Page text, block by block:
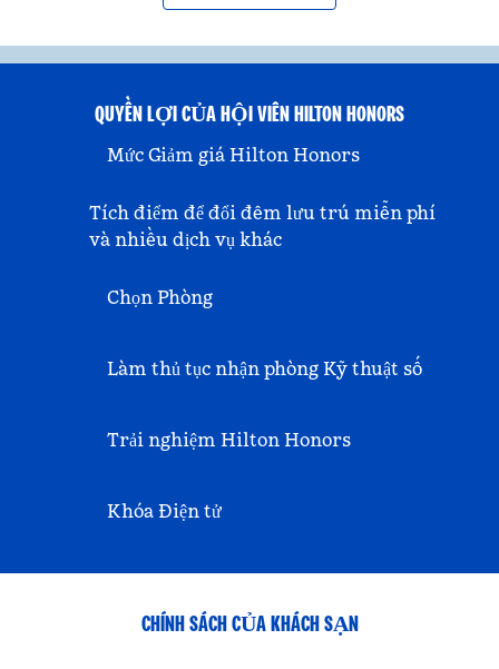
QUYỀN LỢI CỦA HỘI VIÊN HILTON HONORS
Mức Giảm giá Hilton Honors
Tích điểm để đổi đêm lưu trú miễn phí
và nhiều dịch vụ khác
Chọn Phòng
Làm thủ tục nhận phòng Kỹ thuật số
Trải nghiệm Hilton Honors
Khóa Điện tử
CHÍNH SÁCH CỦA KHÁCH SẠN